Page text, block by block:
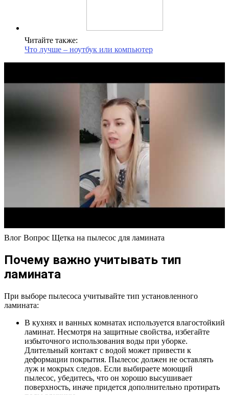
Читайте также:
Что лучше – ноутбук или компьютер
Влог Вопрос Щетка на пылесос для ламината
Почему важно учитывать тип
ламината
При выборе пылесоса учитывайте тип установленного
ламината:
В кухнях и ванных комнатах используется влагостойкий
ламинат. Несмотря на защитные свойства, избегайте
избыточного использования воды при уборке.
Длительный контакт с водой может привести к
деформации покрытия. Пылесос должен не оставлять
луж и мокрых следов. Если выбираете моющий
пылесос, убедитесь, что он хорошо высушивает
поверхность, иначе придется дополнительно протирать